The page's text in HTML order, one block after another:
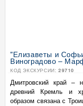
"Елизаветы и
Виноградово –
КОД ЭКСКУРСИИ: 29710
Дмитровский край –
древний Кремль и
образом связана с